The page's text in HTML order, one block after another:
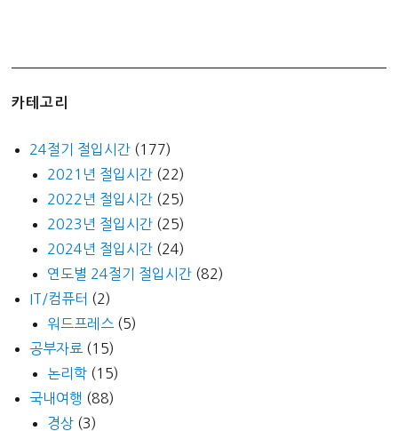
카테고리
24절기 절입시간 (177)
2021년 절입시간 (22)
2022년 절입시간 (25)
2023년 절입시간 (25)
2024년 절입시간 (24)
연도별 24절기 절입시간 (82)
IT/컴퓨터 (2)
워드프레스 (5)
공부자료 (15)
논리학 (15)
국내여행 (88)
경상 (3)